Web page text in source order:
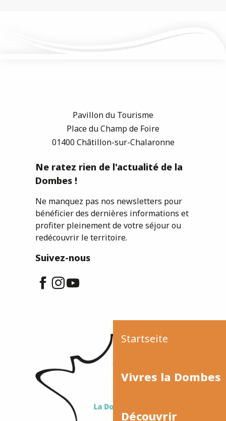
Startseite
Vivres la Dombes
Découvrir
Pavillon du Tourisme
Place du Champ de Foire
01400 Châtillon-sur-Chalaronne
Ne ratez rien de l'actualité de la
Dombes !
Ne manquez pas nos newsletters pour
bénéficier des dernières informations et
profiter pleinement de votre séjour ou
redécouvrir le territoire.
Suivez-nous